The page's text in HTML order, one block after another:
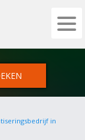
PORTAL
in